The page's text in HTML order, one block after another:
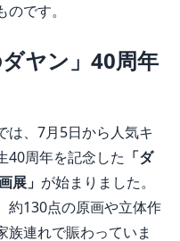
です。
ヤン」40周年
は、7月5日から人気キ
40周年を記念した 「ダ
展」 が始まりました。
約130点の原画や立体作
族連れで賑わっていま